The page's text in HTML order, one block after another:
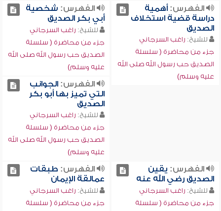
الفهرس:أهمية
دراسة قضية استخلاف
الصديق
للشيخ: راغب السرجاني
جزء من محاضرة ( سلسلة
الصديق حب رسول الله صلى الله
عليه وسلم)
الفهرس: شخصية
أبي بكر الصديق
للشيخ: راغب السرجاني
جزء من محاضرة ( سلسلة
الصديق حب رسول الله صلى الله
عليه وسلم)
الفهرس:الجوانب
التي تميز بها أبو بكر
الصديق
للشيخ: راغب السرجاني
جزء من محاضرة ( سلسلة
الصديق حب رسول الله صلى الله
عليه وسلم)
الفهرس: يقين
الصديق رضي الله عنه
للشيخ: راغب السرجاني
جزء من محاضرة ( سلسلة
الفهرس: طبقات
عمالقة الإيمان
للشيخ: راغب السرجاني
جزء من محاضرة ( سلسلة